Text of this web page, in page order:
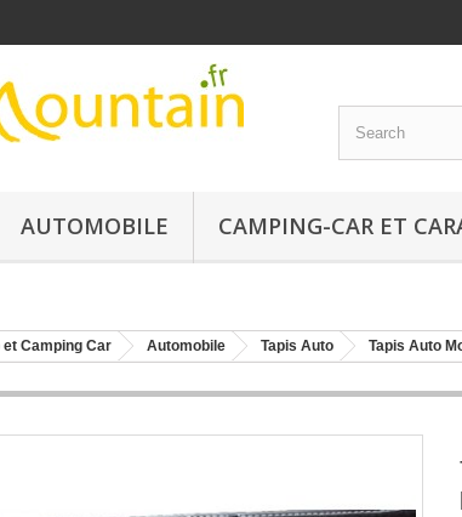
AUTOMOBILE CAMPING-CAR ET
et Camping Car Automobile Tapis Auto Tapis Auto